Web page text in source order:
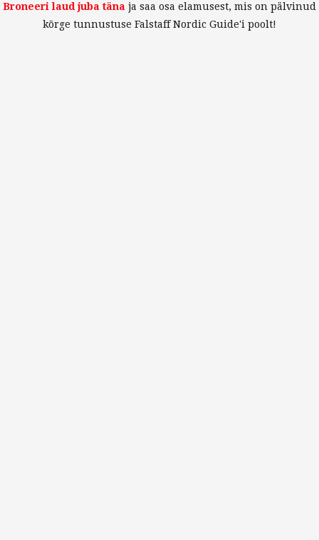
Broneeri laud juba täna ja saa osa elamusest, mis on pälvinud
kõrge tunnustuse Falstaff Nordic Guide'i poolt!